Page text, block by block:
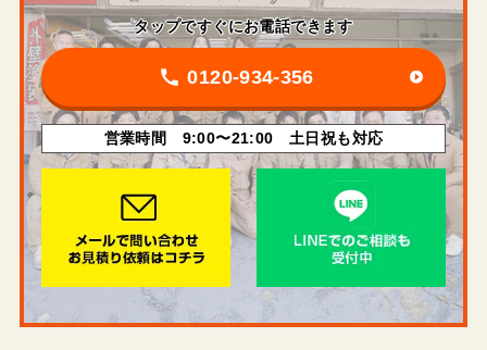
タップですぐにお電話できます
0120-934-356
営業時間 9:00〜21:00 土日祝も対応